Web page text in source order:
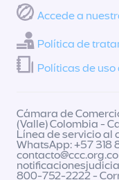
Accede a
Política de
Políticas de uso
Cámara de
(Valle) Colombia -
Línea de servicio al
WhatsApp: +57 318
contacto@ccc.org.co
800-752-2222 -